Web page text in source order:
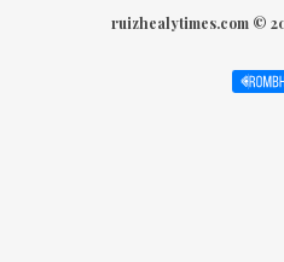
ruizhealytimes.com ©